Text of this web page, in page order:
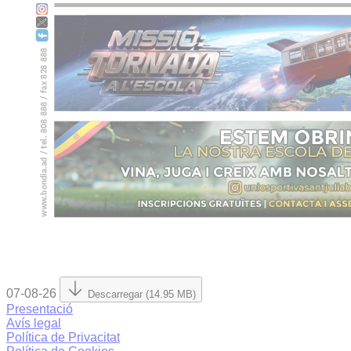
07-08-26 Descarregar (14.95 MB)
Presentació
Avís legal
Política de Privacitat